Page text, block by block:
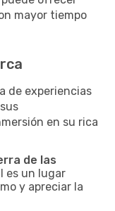
mayor tiempo
de experiencias
en su rica
de las
es un lugar
y apreciar la